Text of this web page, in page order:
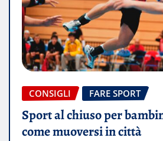
CONSIGLI FARE SPORT
Sport al chiuso per
come muoversi in città